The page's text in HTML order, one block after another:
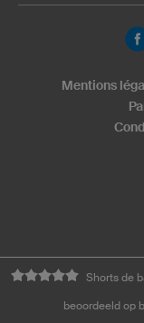
Mentions
Shorts de
beoordeeld op